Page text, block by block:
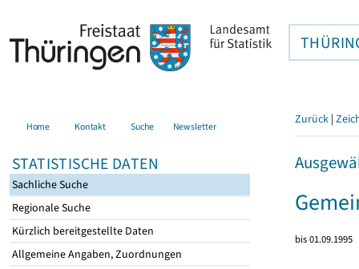
Home Kontakt Suche Newsletter
STATISTISCHE DATEN
Sachliche Suche
Regionale Suche
Kürzlich bereitgestellte Daten
Allgemeine Angaben, Zuordnungen
Zurück |
bis 01.09.1995